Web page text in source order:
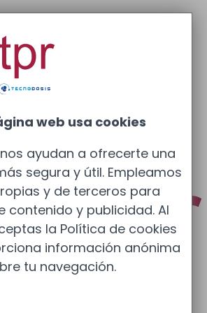
web usa cookies
ayudan a ofrecerte una
segura y útil. Empleamos
y de terceros para
contenido y publicidad. Al
la Política de cookies
información anónima
tu navegación.